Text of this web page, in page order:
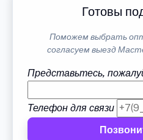
Готовы
Поможем выбрать
согласуем выезд
Представьтесь,
Телефон для связи